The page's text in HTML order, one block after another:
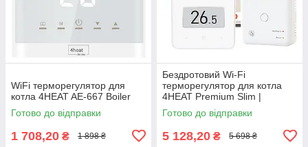
WiFi терморегулятор для
котла 4HEAT AE-667 Boiler
Готово до відправки
1 708,20 ₴ 1 898 ₴
Бездротовий Wi-Fi
терморегулятор для котла
4HEAT Premium Slim |
Сенсорний з АКБ
(4HT.WT75.W)
Готово до відправки
5 128,20 ₴ 5 698 ₴